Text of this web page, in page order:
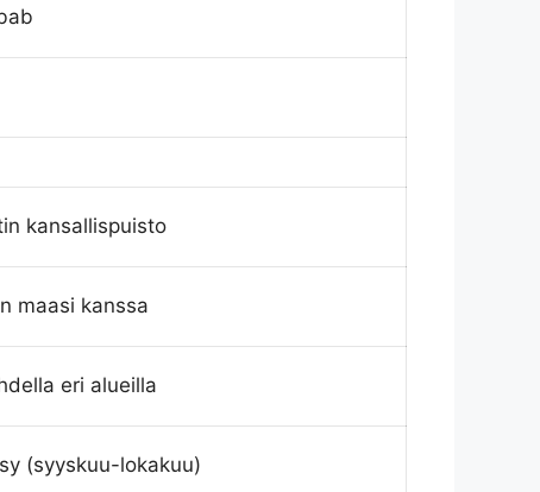
kansallispuisto
maasi kanssa
eri alueilla
(syyskuu-lokakuu)